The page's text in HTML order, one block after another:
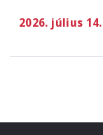
2026. július 14.